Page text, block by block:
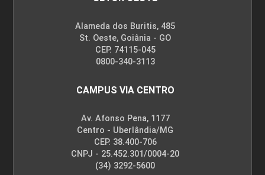
INTERNET
LINGUAGEM E TÉCNICAS DE
PROGRAMAÇÃO
Alameda dos Buritis, 485
St. Oeste, Goiânia - GO
CEP. 74115-045
0800-340-3113
CAMPUS VIA CENTRO
Av. Afonso Pena, 1177
Centro - Uberlândia/MG
CEP. 38.400-706
CNPJ - 25.452.301/0004-20
(34) 3292-5600